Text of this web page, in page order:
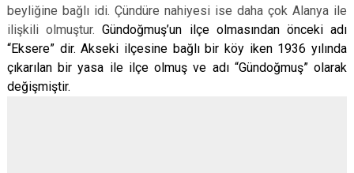
beyliğine bağlı idi. Çündüre nahiyesi ise daha çok Alanya ile
ilişkili olmuştur.Gündoğmuş’un ilçe olmasından önceki adı
“Eksere” dir. Akseki ilçesine bağlı bir köy iken 1936 yılında
çıkarılan bir yasa ile ilçe olmuş ve adı “Gündoğmuş” olarak
değişmiştir.